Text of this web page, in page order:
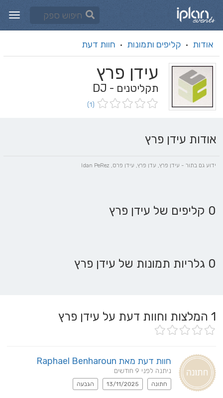
אודות · קליפים ותמונות · חוות דעת
עידן פרץ
תקליטנים - DJ
(1)
אודות עידן פרץ
ידוע גם בתור - עידן פרץ, עדן פרץ, עידן פרס, Idan PeRez
0 קליפים של עידן פרץ
0 גלריות תמונות של עידן פרץ
1 המלצות וחוות דעת על עידן פרץ
חוות דעת מאת Raphael Benharoun
ניתנה לפני 9 חודשים
חתונה 13/11/2025 הגבעה